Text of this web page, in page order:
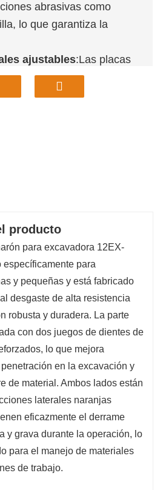
abrasivas como
lo que garantiza la
ajustables:Las placas
inclinar para adaptarse a
lo que mejora la
el control y la
necesidad de
producto
para excavadora 12EX-
para
y pequeñas y está fabricado
desgaste de alta resistencia
robusta y duradera. La parte
con dos juegos de dientes de
lo que mejora
en la excavación y
de material. Ambos lados están
laterales naranjas
eficazmente el derrame
y grava durante la operación, lo
para el manejo de materiales
de trabajo.